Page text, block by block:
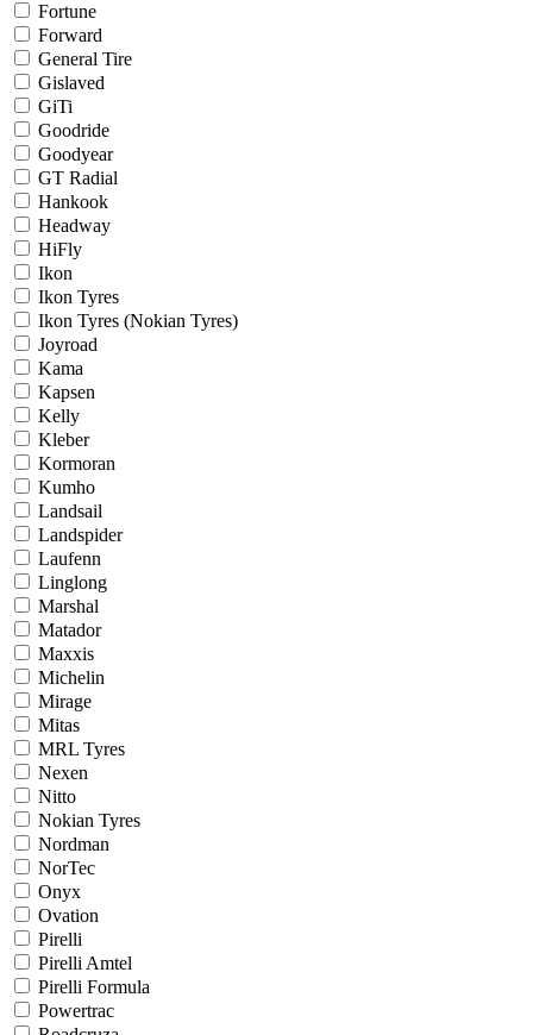
Fortune
Forward
General Tire
Gislaved
GiTi
Goodride
Goodyear
GT Radial
Hankook
Headway
HiFly
Ikon
Ikon Tyres
Ikon Tyres (Nokian Tyres)
Joyroad
Kama
Kapsen
Kelly
Kleber
Kormoran
Kumho
Landsail
Landspider
Laufenn
Linglong
Marshal
Matador
Maxxis
Michelin
Mirage
Mitas
MRL Tyres
Nexen
Nitto
Nokian Tyres
Nordman
NorTec
Onyx
Ovation
Pirelli
Pirelli Amtel
Pirelli Formula
Powertrac